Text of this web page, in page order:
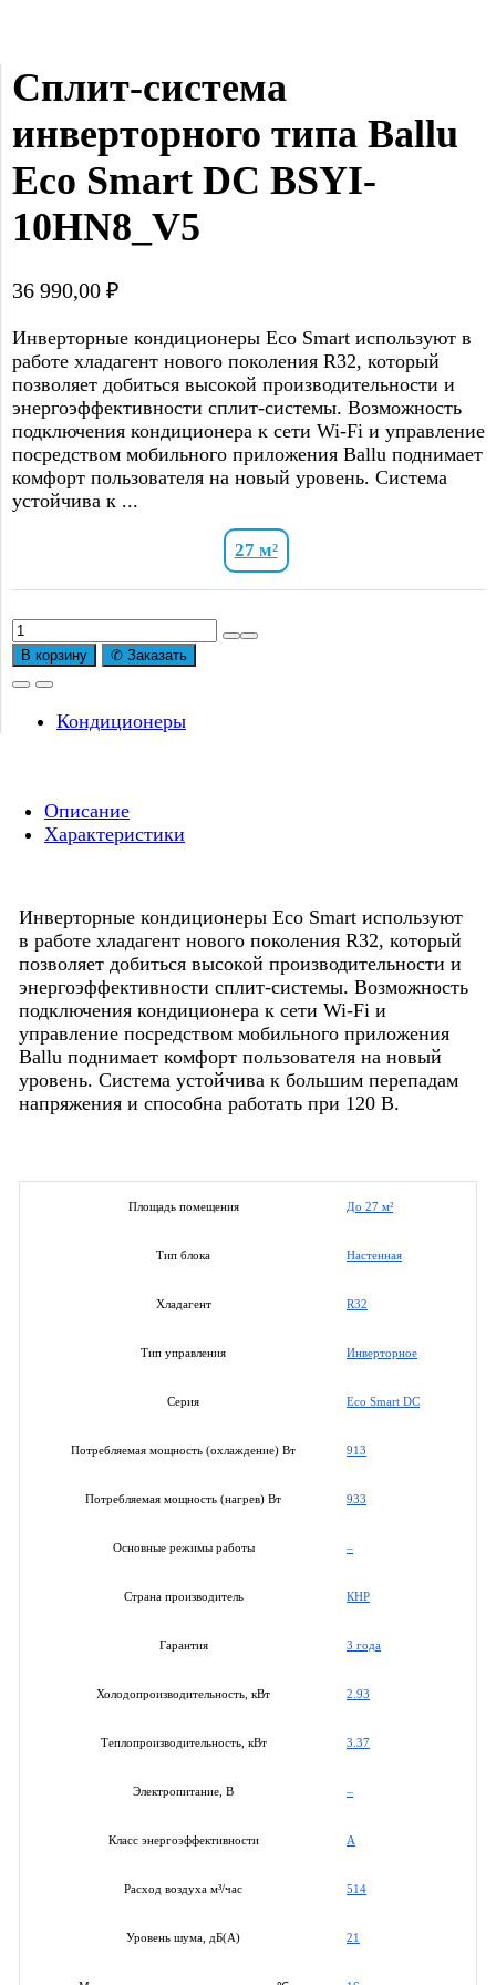
Сплит-система
инверторного типа Ballu
Eco Smart DC BSYI-
10HN8_V5
36 990,00 ₽
Инверторные кондиционеры Eco Smart используют в
работе хладагент нового поколения R32, который
позволяет добиться высокой производительности и
энергоэффективности сплит-системы. Возможность
подключения кондиционера к сети Wi-Fi и управление
посредством мобильного приложения Ballu поднимает
комфорт пользователя на новый уровень. Система
устойчива к ...
27 м²
Количество
товара
инверторного
Smart
DC
В корзину ✆ Заказать
Кондиционеры
Описание
Характеристики
Инверторные кондиционеры Eco Smart используют
в работе хладагент нового поколения R32, который
позволяет добиться высокой производительности и
энергоэффективности сплит-системы. Возможность
подключения кондиционера к сети Wi-Fi и
управление посредством мобильного приложения
Ballu поднимает комфорт пользователя на новый
уровень. Система устойчива к большим перепадам
напряжения и способна работать при 120 В.
Площадь помещения До 27 м²
Тип блока Настенная
Хладагент R32
Тип управления Инверторное
Серия Eco Smart DC
Потребляемая мощность (охлаждение) Вт 913
Потребляемая мощность (нагрев) Вт 933
Основные режимы работы –
Страна производитель КНР
Гарантия 3 года
Холодопроизводительность, кВт 2.93
Теплопроизводительность, кВт 3.37
Электропитание, В –
Класс энергоэффективности A
Расход воздуха м³/час 514
Уровень шума, дБ(А) 21